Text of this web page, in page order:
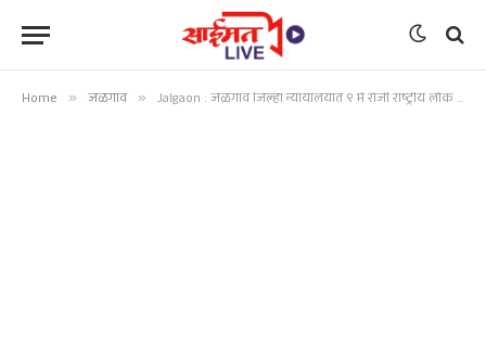
Home » जळगाव » Jalgaon : जळगाव जिल्हा न्यायालयात ९ मे रोजी राष्ट्रीय लोक अदालत